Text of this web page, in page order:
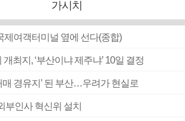
가시치
제여객터미널 옆에 선다(종합)
최지, ‘부산이냐 제주냐’ 10일 결정
매 경유지’ 된 부산…우려가 현실로
부인사 혁신위 설치